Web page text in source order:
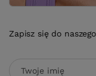
Zapisz się do
Twoje imię